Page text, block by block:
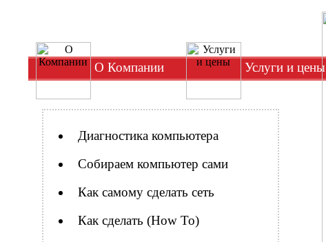
О Компании Услуги и цены
Диагностика компьютера
Собираем компьютер сами
Как самому сделать сеть
Как сделать (How To)